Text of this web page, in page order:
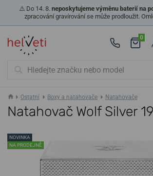
⚠️ Do 14. 8. neposkytujeme výměnu baterií na
zpracování gravírování se může prodloužit.
0
Ostatní Boxy a natahovače Natahovače
Natahovač Wolf Silver
NOVINKA
NA PRODEJNĚ